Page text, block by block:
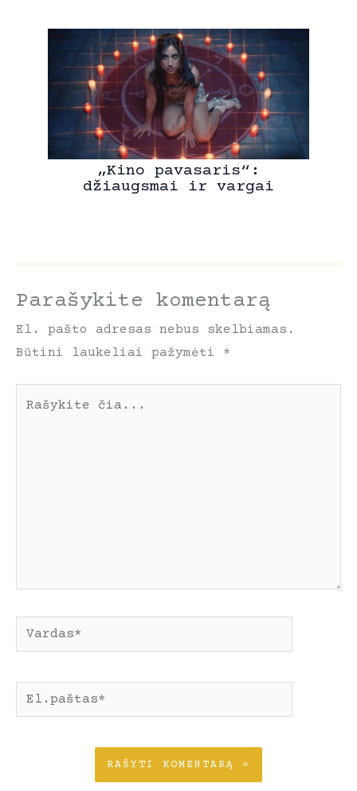
„Kino pavasaris“:
džiaugsmai ir vargai
Parašykite komentarą
El. pašto adresas nebus skelbiamas.
Būtini laukeliai pažymėti *
Pavadinimas*
El.paštas*